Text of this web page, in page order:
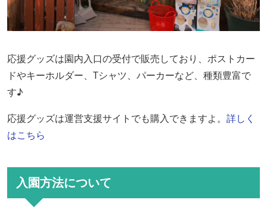
応援グッズは園内入口の受付で販売しており、ポストカー
ドやキーホルダー、Tシャツ、パーカーなど、種類豊富で
す♪
応援グッズは運営支援サイトでも購入できますよ。 詳しく
はこちら
入園方法について